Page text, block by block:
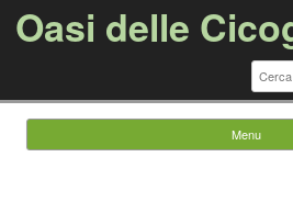
Oasi delle
per:
Menu